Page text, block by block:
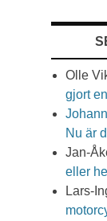
Olle
gjort
Nu är
Jan-
eller
Lars-